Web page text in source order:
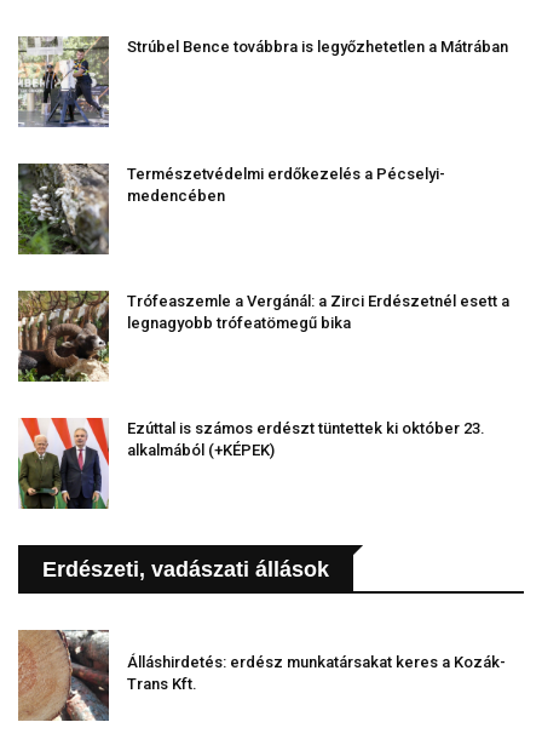
Strúbel Bence továbbra is legyőzhetetlen a Mátrában
Természetvédelmi erdőkezelés a Pécselyi-
medencében
Trófeaszemle a Vergánál: a Zirci Erdészetnél esett a
legnagyobb trófeatömegű bika
Ezúttal is számos erdészt tüntettek ki október 23.
alkalmából (+KÉPEK)
Erdészeti, vadászati állások
Álláshirdetés: erdész munkatársakat keres a Kozák-
Trans Kft.